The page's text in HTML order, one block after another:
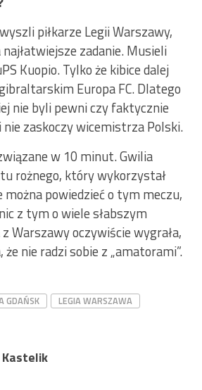
piłkarze Legii Warszawy,
zadanie. Musieli
Kuopio. Tylko że kibice dalej
Europa FC. Dlatego
nie byli pewni czy faktycznie
zaskoczy wicemistrza Polski.
w 10 minut. Gwilia
rożnego, który wykorzystał
powiedzieć o tym meczu,
z tym o wiele słabszym
Warszawy oczywiście wygrała,
że nie radzi sobie z „amatorami”.
GDAŃSK
LEGIA WARSZAWA
Kastelik